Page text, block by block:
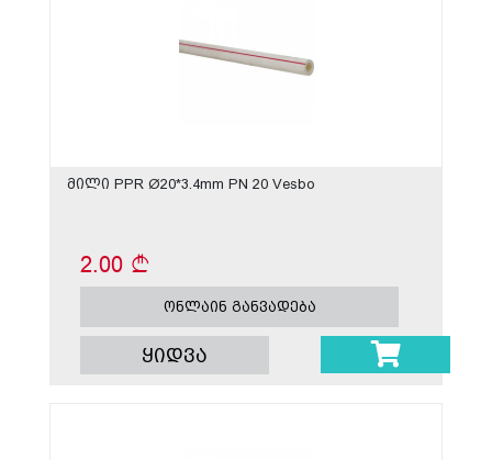
მილი PPR Ø20*3.4mm PN 20 Vesbo
2.00
ონლაინ განვადება
ყიდვა